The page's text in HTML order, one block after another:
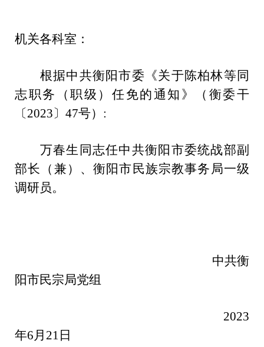
机关各科室：
根据中共衡阳市委《关于陈柏林等同
志职务（职级）任免的通知》（衡委干
〔2023〕47号）:
万春生同志任中共衡阳市委统战部副
部长（兼）、衡阳市民族宗教事务局一级
调研员。
中共衡
阳市民宗局党组
2023
年6月21日